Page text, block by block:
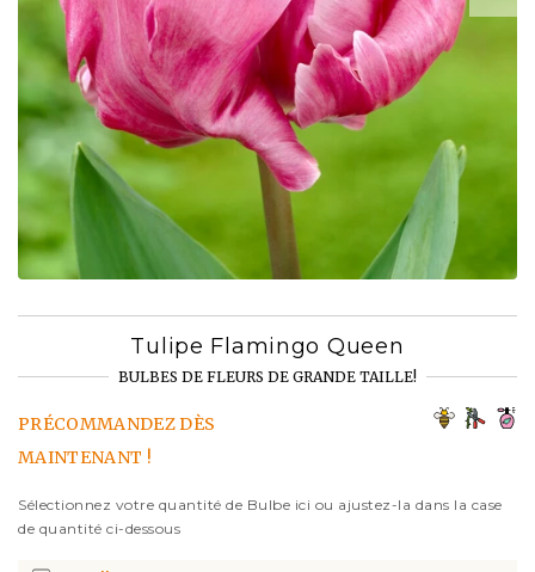
Tulipe Flamingo Queen
BULBES DE FLEURS DE GRANDE TAILLE!
PRÉCOMMANDEZ DÈS
MAINTENANT !
Sélectionnez votre quantité de Bulbe ici ou ajustez-la dans la case
de quantité ci-dessous